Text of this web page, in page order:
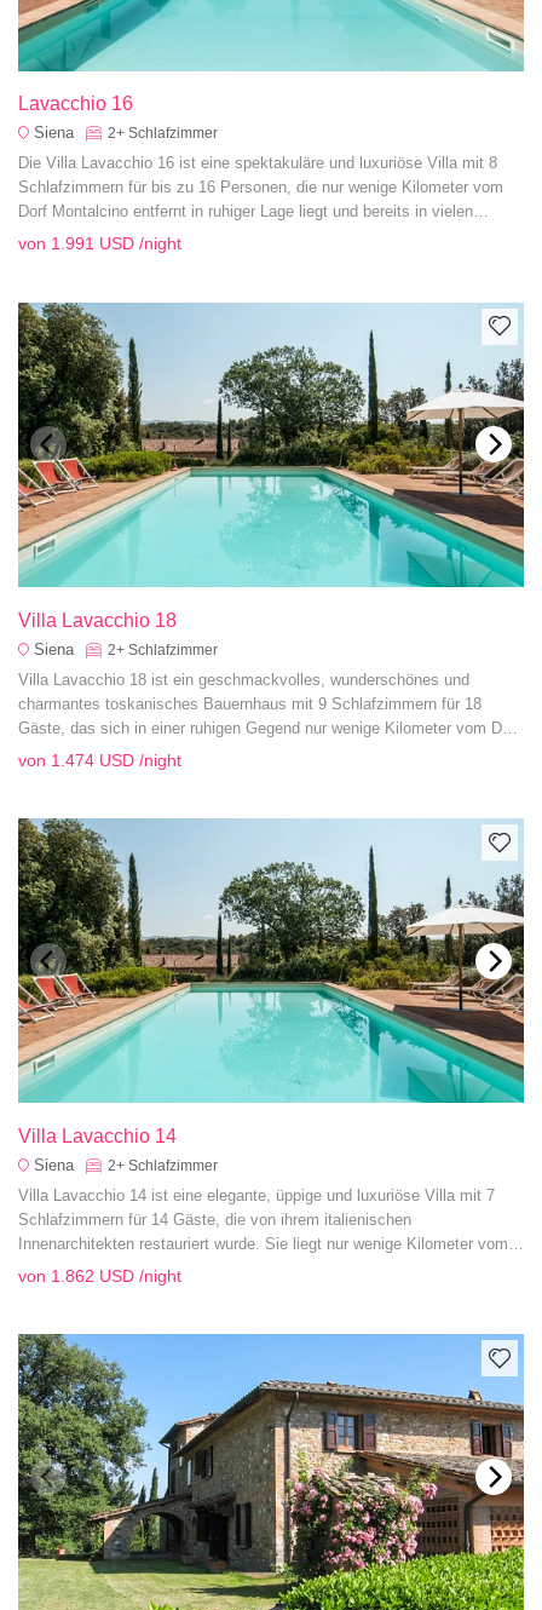
Lavacchio 16
Siena 2+ Schlafzimmer
Die Villa Lavacchio 16 ist eine spektakuläre und luxuriöse Villa mit 8
Schlafzimmern für bis zu 16 Personen, die nur wenige Kilometer vom
Dorf Montalcino entfernt in ruhiger Lage liegt und bereits in vielen
Einrichtungsmagazinen vorgestellt wurde.
von 1.991 USD /night
Villa Lavacchio 18
Siena 2+ Schlafzimmer
Villa Lavacchio 18 ist ein geschmackvolles, wunderschönes und
charmantes toskanisches Bauernhaus mit 9 Schlafzimmern für 18
Gäste, das sich in einer ruhigen Gegend nur wenige Kilometer vom Dorf
Montalcino entfernt befindet und in der Nähe zahlreicher Weingüter liegt.
von 1.474 USD /night
Villa Lavacchio 14
Siena 2+ Schlafzimmer
Villa Lavacchio 14 ist eine elegante, üppige und luxuriöse Villa mit 7
Schlafzimmern für 14 Gäste, die von ihrem italienischen
Innenarchitekten restauriert wurde. Sie liegt nur wenige Kilometer vom
Dorf Montalcino entfernt und bietet einen atemberaubenden Blick auf
das Val'Orcia und die Crete Seneni.
von 1.862 USD /night